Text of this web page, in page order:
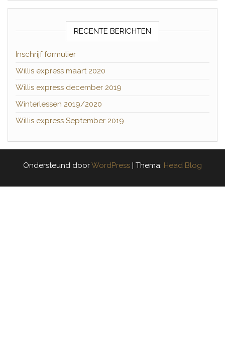
RECENTE BERICHTEN
Inschrijf formulier
Willis express maart 2020
Willis express december 2019
Winterlessen 2019/2020
Willis express September 2019
Ondersteund doorWordPress | Thema: Head Blog